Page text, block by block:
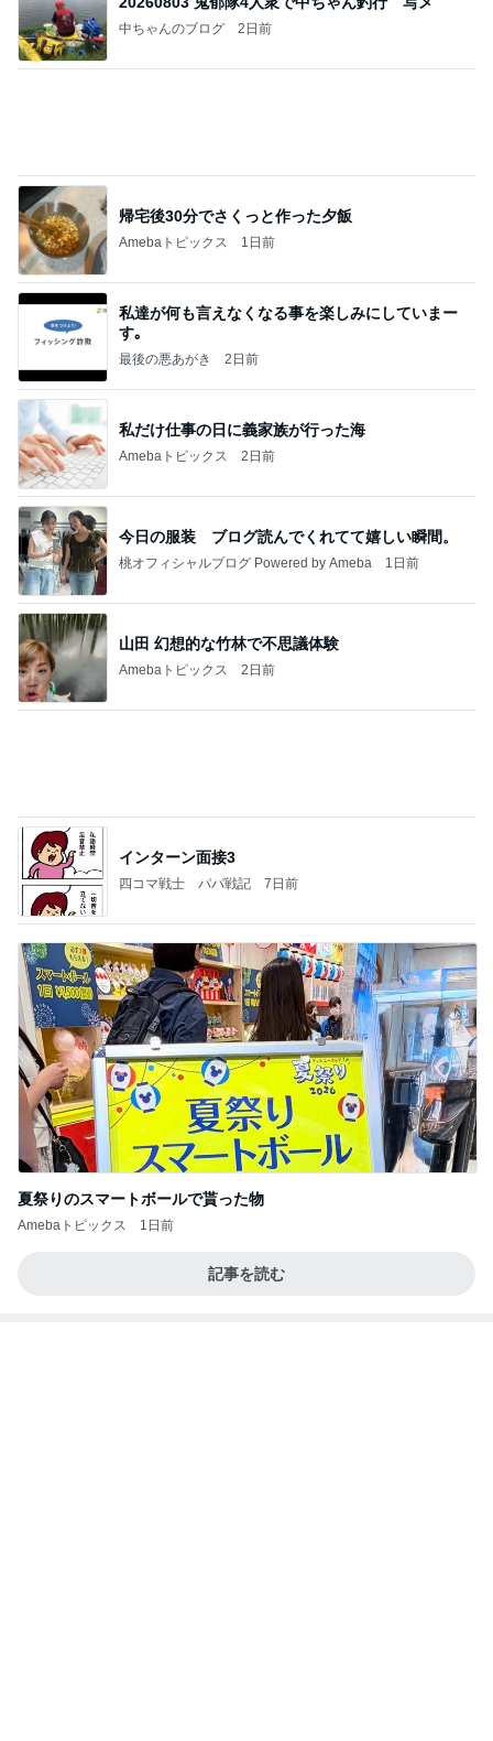
中ちゃんのブログ 2日前
帰宅後30分でさくっと作った夕飯
Amebaトピックス 1日前
私達が何も言えなくなる事を楽しみにしていまー
す｡
最後の悪あがき 2日前
私だけ仕事の日に義家族が行った海
Amebaトピックス 2日前
今日の服装 ブログ読んでくれてて嬉しい瞬間。
桃オフィシャルブログ Powered by Ameba 1日前
山田 幻想的な竹林で不思議体験
Amebaトピックス 2日前
インターン面接3
四コマ戦士 パパ戦記 7日前
夏祭りのスマートボールで貰った物
Amebaトピックス 1日前
記事を読む